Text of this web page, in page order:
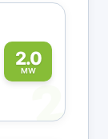
2.0
MW
2